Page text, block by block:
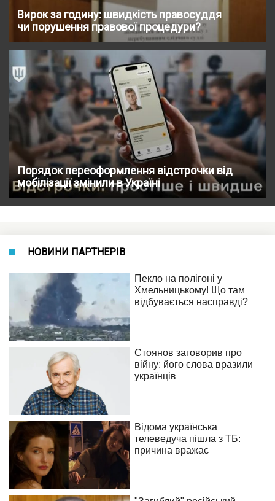
Вирок за годину: швидкість правосуддя
чи порушення правової процедури?
Порядок переоформлення відстрочки від
мобілізації змінили в Україні
НОВИНИ ПАРТНЕРІВ